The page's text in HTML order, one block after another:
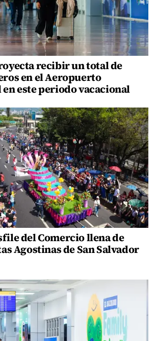
recibir un total de
en el Aeropuerto
este periodo vacacional
del Comercio llena de
Agostinas de San Salvador